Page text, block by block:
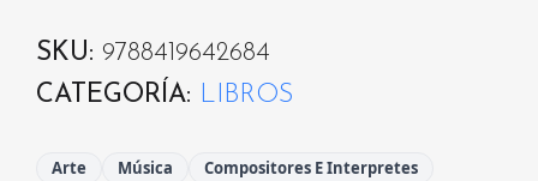
SKU
9788419642684
CATEGORÍA
LIBROS
Arte Música
Compositores E Interpretes